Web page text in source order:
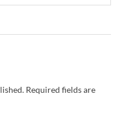
Required fields are